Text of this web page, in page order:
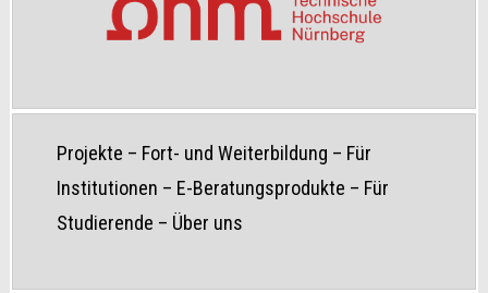
Projekte – Fort- und Weiterbildung – Für
Institutionen – E-Beratungsprodukte – Für
Studierende – Über uns